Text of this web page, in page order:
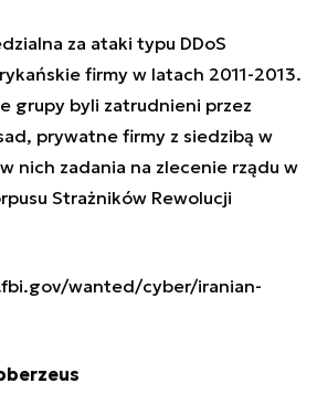
za ataki typu DDoS
firmy w latach 2011-2013.
grupy byli zatrudnieni przez
prywatne firmy z siedzibą w
nich zadania na zlecenie rządu w
Strażników Rewolucji
wanted/cyber/iranian-